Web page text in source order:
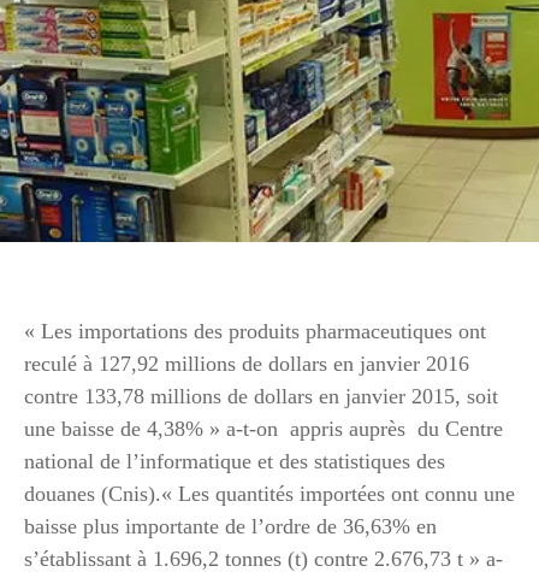
« Les importations des produits pharmaceutiques ont
reculé à 127,92 millions de dollars en janvier 2016
contre 133,78 millions de dollars en janvier 2015, soit
une baisse de 4,38% » a-t-on appris auprès du Centre
national de l’informatique et des statistiques des
douanes (Cnis).« Les quantités importées ont connu une
baisse plus importante de l’ordre de 36,63% en
s’établissant à 1.696,2 tonnes (t) contre 2.676,73 t » a-